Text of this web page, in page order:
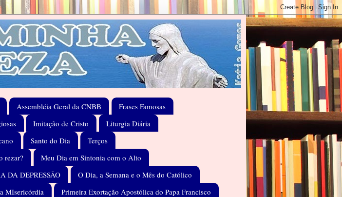
Assembléia Geral da CNBB
Frases Famosas
Imitação de Cristo
Liturgia Diária
Santo do Dia
Terços
rezar?
Meu Dia em Sintonia com o Alto
DA DEPRESSÃO
O Dia, a Semana e o Mês do Católico
MIsericórdia Primeira Exortação Apostólica do Papa Francisco